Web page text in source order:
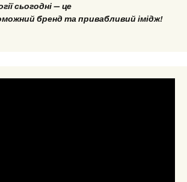
сьогодні — це
бренд та привабливий імідж!